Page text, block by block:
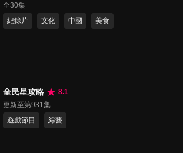
全30集
紀錄片
文化 中國 美食
全民星攻略
8.1
更新至第931集
遊戲節目
綜藝